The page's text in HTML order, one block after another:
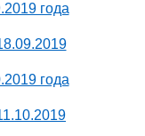
года
года